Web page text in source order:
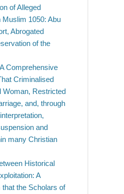
of Alleged
Muslim 1050: Abu
Abrogated
of the
Comprehensive
Criminalised
Woman, Restricted
and, through
and
many Christian
Historical
A
that the Scholars of